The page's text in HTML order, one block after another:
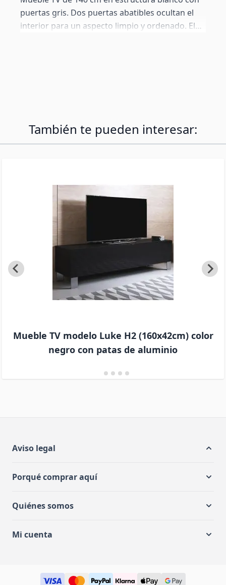
puertas gris. Dos puertas abatibles ocultan el
interior para un aspecto limpio y ordenado. El
También te pueden interesar:
Mueble TV modelo Luke H2 (160x42cm) color
negro con patas de aluminio
Aviso legal
Porqué comprar aquí
Quiénes somos
Mi cuenta